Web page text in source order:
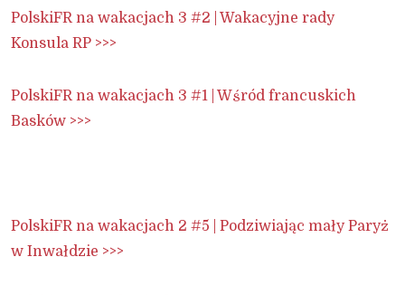
PolskiFR na wakacjach 3 #2 | Wakacyjne rady
Konsula RP >>>
PolskiFR na wakacjach 3 #1 | Wśród francuskich
Basków >>>
PolskiFR na wakacjach 2 #5 | Podziwiając mały Paryż
w Inwałdzie >>>